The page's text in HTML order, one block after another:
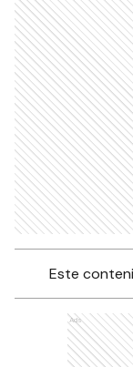
Este
Ads